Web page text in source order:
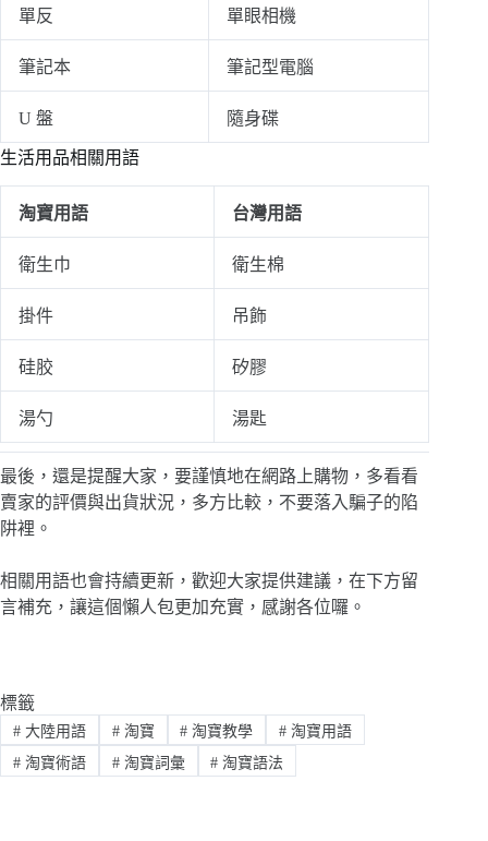
單反 單眼相機
筆記本 筆記型電腦
U 盤 隨身碟
生活用品相關用語
淘寶用語 台灣用語
衛生巾 衛生棉
掛件 吊飾
硅胶 矽膠
湯勺 湯匙
最後，還是提醒大家，要謹慎地在網路上購物，多看看
賣家的評價與出貨狀況，多方比較，不要落入騙子的陷
阱裡。
相關用語也會持續更新，歡迎大家提供建議，在下方留
言補充，讓這個懶人包更加充實，感謝各位囉。
標籤
#大陸用語 #淘寶 # 淘寶教學 # 淘寶用語
#淘寶術語 #淘寶詞彙 # 淘寶語法